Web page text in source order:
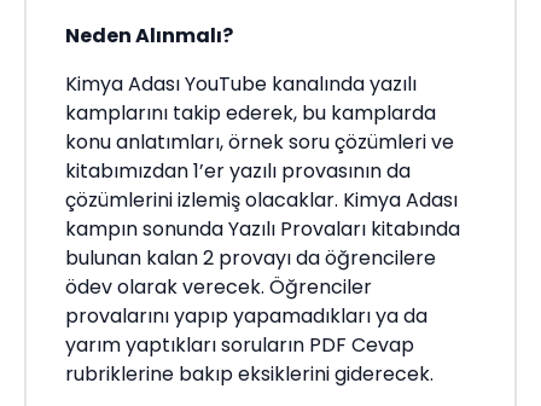
Neden Alınmalı?
Kimya Adası YouTube kanalında yazılı
kamplarını takip ederek, bu kamplarda
konu anlatımları, örnek soru çözümleri ve
kitabımızdan 1’er yazılı provasının da
çözümlerini izlemiş olacaklar. Kimya Adası
kampın sonunda Yazılı Provaları kitabında
bulunan kalan 2 provayı da öğrencilere
ödev olarak verecek. Öğrenciler
provalarını yapıp yapamadıkları ya da
yarım yaptıkları soruların PDF Cevap
rubriklerine bakıp eksiklerini giderecek.